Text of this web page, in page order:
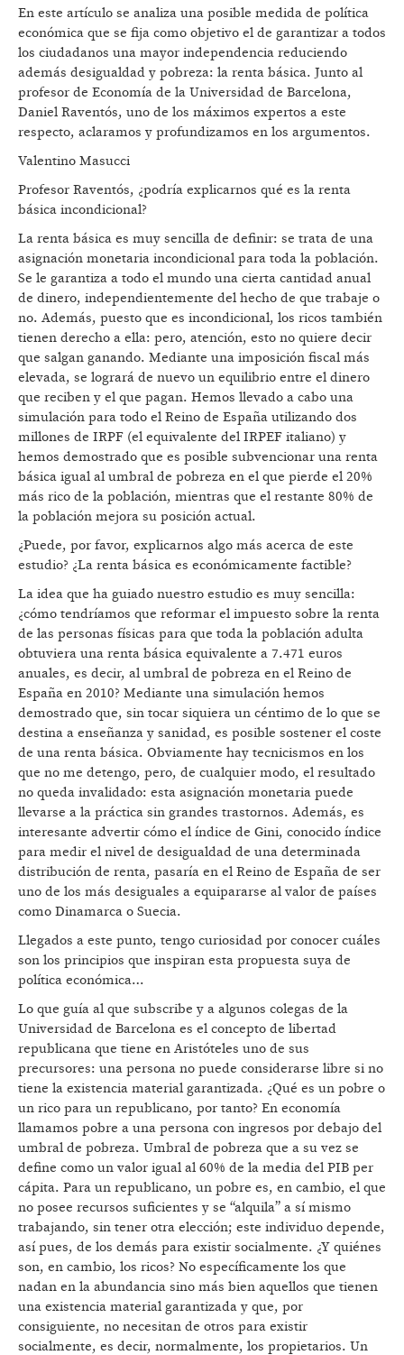
En este artículo se analiza una posible medida de política
económica que se fija como objetivo el de garantizar a todos
los ciudadanos una mayor independencia reduciendo
además desigualdad y pobreza: la renta básica. Junto al
profesor de Economía de la Universidad de Barcelona,
Daniel Raventós, uno de los máximos expertos a este
respecto, aclaramos y profundizamos en los argumentos.
Valentino Masucci
Profesor Raventós, ¿podría explicarnos qué es la renta
básica incondicional?
La renta básica es muy sencilla de definir: se trata de una
asignación monetaria incondicional para toda la población.
Se le garantiza a todo el mundo una cierta cantidad anual
de dinero, independientemente del hecho de que trabaje o
no. Además, puesto que es incondicional, los ricos también
tienen derecho a ella: pero, atención, esto no quiere decir
que salgan ganando. Mediante una imposición fiscal más
elevada, se logrará de nuevo un equilibrio entre el dinero
que reciben y el que pagan. Hemos llevado a cabo una
simulación para todo el Reino de España utilizando dos
millones de IRPF (el equivalente del IRPEF italiano) y
hemos demostrado que es posible subvencionar una renta
básica igual al umbral de pobreza en el que pierde el 20%
más rico de la población, mientras que el restante 80% de
la población mejora su posición actual.
¿Puede, por favor, explicarnos algo más acerca de este
estudio? ¿La renta básica es económicamente factible?
La idea que ha guiado nuestro estudio es muy sencilla:
¿cómo tendríamos que reformar el impuesto sobre la renta
de las personas físicas para que toda la población adulta
obtuviera una renta básica equivalente a 7.471 euros
anuales, es decir, al umbral de pobreza en el Reino de
España en 2010? Mediante una simulación hemos
demostrado que, sin tocar siquiera un céntimo de lo que se
destina a enseñanza y sanidad, es posible sostener el coste
de una renta básica. Obviamente hay tecnicismos en los
que no me detengo, pero, de cualquier modo, el resultado
no queda invalidado: esta asignación monetaria puede
llevarse a la práctica sin grandes trastornos. Además, es
interesante advertir cómo el índice de Gini, conocido índice
para medir el nivel de desigualdad de una determinada
distribución de renta, pasaría en el Reino de España de ser
uno de los más desiguales a equipararse al valor de países
como Dinamarca o Suecia.
Llegados a este punto, tengo curiosidad por conocer cuáles
son los principios que inspiran esta propuesta suya de
política económica…
Lo que guía al que subscribe y a algunos colegas de la
Universidad de Barcelona es el concepto de libertad
republicana que tiene en Aristóteles uno de sus
precursores: una persona no puede considerarse libre si no
tiene la existencia material garantizada. ¿Qué es un pobre o
un rico para un republicano, por tanto? En economía
llamamos pobre a una persona con ingresos por debajo del
umbral de pobreza. Umbral de pobreza que a su vez se
define como un valor igual al 60% de la media del PIB per
cápita. Para un republicano, un pobre es, en cambio, el que
no posee recursos suficientes y se “alquila” a sí mismo
trabajando, sin tener otra elección; este individuo depende,
así pues, de los demás para existir socialmente. ¿Y quiénes
son, en cambio, los ricos? No específicamente los que
nadan en la abundancia sino más bien aquellos que tienen
una existencia material garantizada y que, por
consiguiente, no necesitan de otros para existir
socialmente, es decir, normalmente, los propietarios. Un